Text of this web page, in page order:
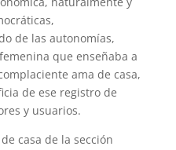
de las autonomías,
que enseñaba a
ama de casa,
de ese registro de
y usuarios.
casa de la sección